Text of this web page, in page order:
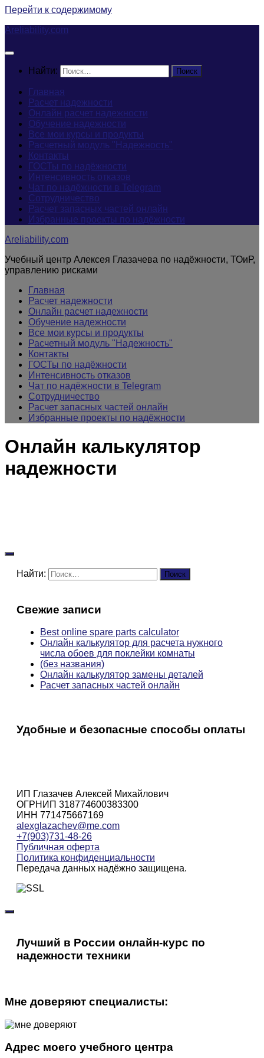
Перейти к содержимому
Areliability.com
Найти:
Главная
Расчет надежности
Онлайн расчет надежности
Обучение надежности
Все мои курсы и продукты
Расчетный модуль "Надежность"
Контакты
ГОСТы по надёжности
Интенсивность отказов
Чат по надёжности в Telegram
Сотрудничество
Расчет запасных частей онлайн
Избранные проекты по надёжности
Areliability.com
Учебный центр Алексея Глазачева по надёжности, ТОиР,
управлению рисками
Главная
Расчет надежности
Онлайн расчет надежности
Обучение надежности
Все мои курсы и продукты
Расчетный модуль "Надежность"
Контакты
ГОСТы по надёжности
Интенсивность отказов
Чат по надёжности в Telegram
Сотрудничество
Расчет запасных частей онлайн
Избранные проекты по надёжности
Онлайн калькулятор
надежности
Найти:
Свежие записи
Best online spare parts calculator
Онлайн калькулятор для расчета нужного
числа обоев для поклейки комнаты
(без названия)
Онлайн калькулятор замены деталей
Расчет запасных частей онлайн
Удобные и безопасные способы оплаты
ИП Глазачев Алексей Михайлович
ОГРНИП 318774600383300
ИНН 771475667169
alexglazachev@me.com
+7(903)731-48-26
Публичная оферта
Политика конфиденциальности
Передача данных надёжно защищена.
Лучший в России онлайн-курс по
надежности техники
Мне доверяют специалисты:
Адрес моего учебного центра